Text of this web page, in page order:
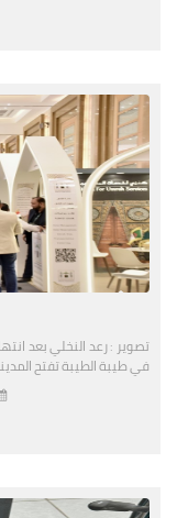
تصوير : رعد النخلي بعد
في طيبة الطيبة تفتح
04-02-